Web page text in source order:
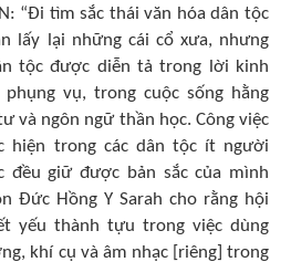
“Đi tìm sắc thái văn hóa dân tộc
lấy lại những cái cổ xưa, nhưng
tộc được diễn tả trong lời kinh
vụ, trong cuộc sống hằng
và ngôn ngữ thần học. Công việc
hiện trong các dân tộc ít người
đều giữ được bản sắc của mình
Đức Hồng Y Sarah cho rằng hội
yếu thành tựu trong việc dùng
khí cụ và âm nhạc [riêng] trong